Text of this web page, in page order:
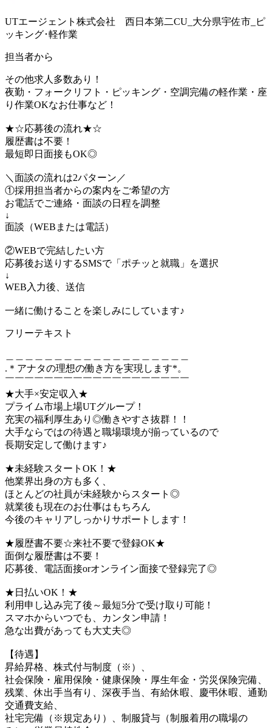
UTエージェント株式会社 西日本第二CU_大分県宇佐市_ピ
ッキング･軽作業
担当者から
その他求人多数あり！
夜勤・フォークリフト・ピッキング・空調完備の軽作業・座
り作業OKなお仕事など！
★☆応募後の流れ★☆
履歴書は不要！
最短即日面接もOK◎
＼面談の流れは2パターン／
①採用担当者からの案内をご希望の方
お電話でご連絡・面談の日程を調整
↓
面談（WEBまたは電話）
②WEBで完結したい方
応募後お送りするSMSで「ポチッと就職」を選択
↓
WEB入力後、送信
一緒に働けることを楽しみにしています♪
フリーテキスト
.＊アナタの理想の働き方を実現します*。
￣￣￣￣￣￣￣￣￣￣￣￣￣￣￣￣￣￣￣
★大手×安定収入★
プライム市場上場UTグループ！
充実の福利厚生あり◎働きやすさ抜群！！
大手ならではの待遇と職場環境が揃っているので
長期安定して働けます♪
★未経験スタートOK！★
他業界出身の方も多く、
ほとんどの社員が未経験からスタート◎
就業後も現在のお仕事はもちろん
今後のキャリアしっかりサポートします！
★履歴書不要☆来社不要で登録OK★
面倒な履歴書は不要！
応募後、電話面接orオンライン面接で登録完了◎
★日払いOK！★
利用申し込み完了後～最短5分で受け取り可能！
スマホからいつでも、カンタン申請！
急な出費があっても大丈夫◎
【待遇】
昇給昇格、株式付与制度（※）、
社会保険・雇用保険・健康保険・厚生年金・労災保険完備、
残業、休出手当有り、深夜手当、有給休暇、慶弔休暇、通勤
交通費支給、
社宅完備（※規定あり）、制服貸与（制服着用の職場の